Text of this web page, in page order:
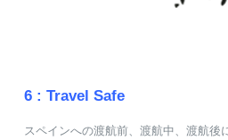
6 : Travel Safe
スペインへの渡航前、渡航中、渡航後